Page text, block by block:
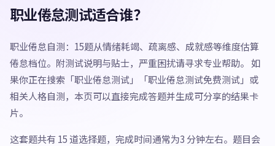
职业倦怠测试适合谁？
职业倦怠自测：15题从情绪耗竭、疏离感、成就感等维度估算
倦怠档位。附测试说明与贴士，严重困扰请寻求专业帮助。 如
果你正在搜索「职业倦怠测试」「职业倦怠测试免费测试」或
相关人格自测，本页可以直接完成答题并生成可分享的结果卡
片。
这套题共有 15 道选择题，完成时间通常为3 分钟左右。题目会